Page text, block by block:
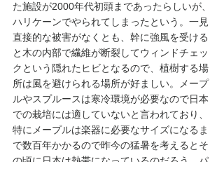
た施設が2000年代初頭まであったらしいが、
ハリケーンでやられてしまったという。一見
直接的な被害がなくとも、幹に強風を受ける
と木の内部で繊維が断裂してウィンドチェッ
クという隠れたヒビとなるので、植樹する場
所は風を避けられる場所が好ましい。メープ
ルやスプルースは寒冷環境が必要なので日本
での栽培には適していないと言われており、
特にメープルは楽器に必要なサイズになるま
で数百年かかるので昨今の猛暑を考えるとそ
の頃に日本は熱帯になっているのだろう。パ